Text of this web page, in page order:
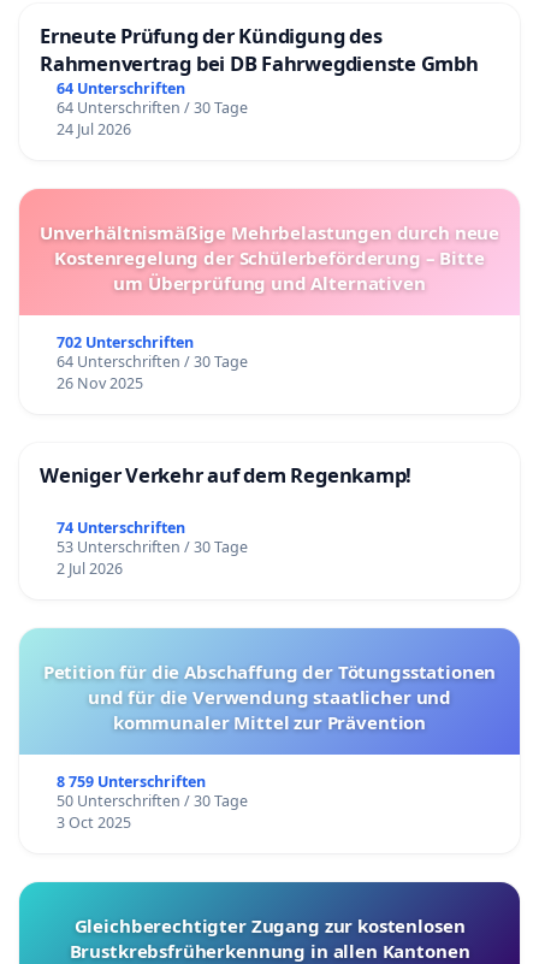
Erneute Prüfung der Kündigung des
Rahmenvertrag bei DB Fahrwegdienste Gmbh
64 Unterschriften
64 Unterschriften / 30 Tage
24 Jul 2026
Unverhältnismäßige Mehrbelastungen durch neue
Kostenregelung der Schülerbeförderung – Bitte
um Überprüfung und Alternativen
702 Unterschriften
64 Unterschriften / 30 Tage
26 Nov 2025
Weniger Verkehr auf dem Regenkamp!
74 Unterschriften
53 Unterschriften / 30 Tage
2 Jul 2026
Petition für die Abschaffung der Tötungsstationen
und für die Verwendung staatlicher und
kommunaler Mittel zur Prävention
8 759 Unterschriften
50 Unterschriften / 30 Tage
3 Oct 2025
Gleichberechtigter Zugang zur kostenlosen
Brustkrebsfrüherkennung in allen Kantonen